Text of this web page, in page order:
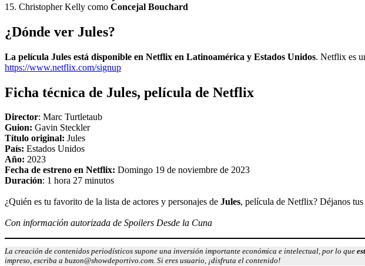
15. Christopher Kelly como Concejal Bouchard
¿Dónde ver Jules?
La película Jules está disponible en Netflix en Latinoamérica y Estados Unidos. Netflix es
https://www.netflix.com/signup
Ficha técnica de Jules, película de Netflix
Director: Marc Turtletaub
Guion: Gavin Steckler
Título original: Jules
País: Estados Unidos
Año: 2023
Fecha de estreno en Netflix: Domingo 19 de noviembre de 2023
Duración: 1 hora 27 minutos
¿Quién es tu favorito de la lista de actores y personajes de Jules, película de Netflix? Déjanos tus
Con información autorizada de Spoilers Desde la Cuna
La creación de contenidos periodísticos supone una inversión importante económica e intelectual, por lo que
impreso, escriba a buzon@showdeportivo.com. Si eres usuario, ¡disfruta el contenido!